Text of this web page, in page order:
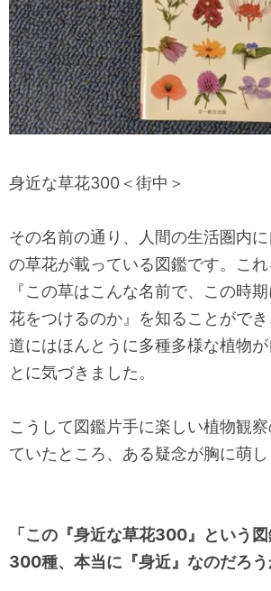
身近な草花300＜街中＞
その名前の通り、人間の生活圏内
の草花が載っている図鑑です。こ
『この草はこんな名前で、この時
花をつけるのか』を知ることがで
道にはほんとうに多種多様な植物が
とに気づきました。
こうして図鑑片手に楽しい植物観
ていたところ、ある疑念が胸に萌し
「この『身近な草花300』という
300種、本当に『身近』なのだろう